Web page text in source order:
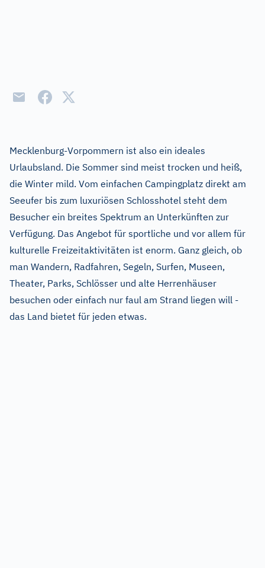
Mecklenburg-Vorpommern ist also ein ideales
Urlaubsland. Die Sommer sind meist trocken und heiß,
die Winter mild. Vom einfachen Campingplatz direkt am
Seeufer bis zum luxuriösen Schlosshotel steht dem
Besucher ein breites Spektrum an Unterkünften zur
Verfügung. Das Angebot für sportliche und vor allem für
kulturelle Freizeitaktivitäten ist enorm. Ganz gleich, ob
man Wandern, Radfahren, Segeln, Surfen, Museen,
Theater, Parks, Schlösser und alte Herrenhäuser
besuchen oder einfach nur faul am Strand liegen will -
das Land bietet für jeden etwas.